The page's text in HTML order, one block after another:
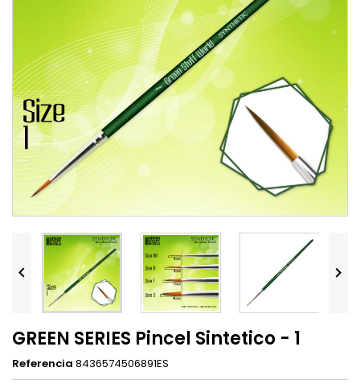
 
GREEN SERIES Pincel Sintetico - 1
Referencia 8436574506891ES